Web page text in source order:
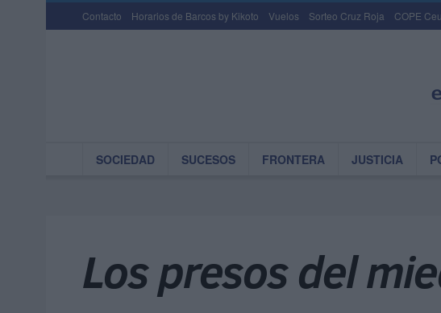
Contacto Horarios de Barcos by Kikoto Vuelos Sorteo Cruz Roja COPE
SOCIEDAD SUCESOS FRONTERA JUSTICIA
Los presos del